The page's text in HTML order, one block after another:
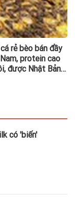
rẻ bèo bán đầy
protein cao
được Nhật Bản
có 'biến'